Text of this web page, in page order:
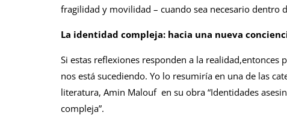
fragilidad y movilidad – cuando sea necesario dentro
La identidad compleja: hacia una nueva
Si estas reflexiones responden a la
nos está sucediendo. Yo lo resumiría en una de las
literatura, Amin Malouf en su obra “Identidades
compleja”.